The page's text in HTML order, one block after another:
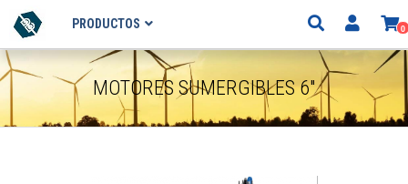
PRODUCTOS 0
MOTORES SUMERGIBLES 6"